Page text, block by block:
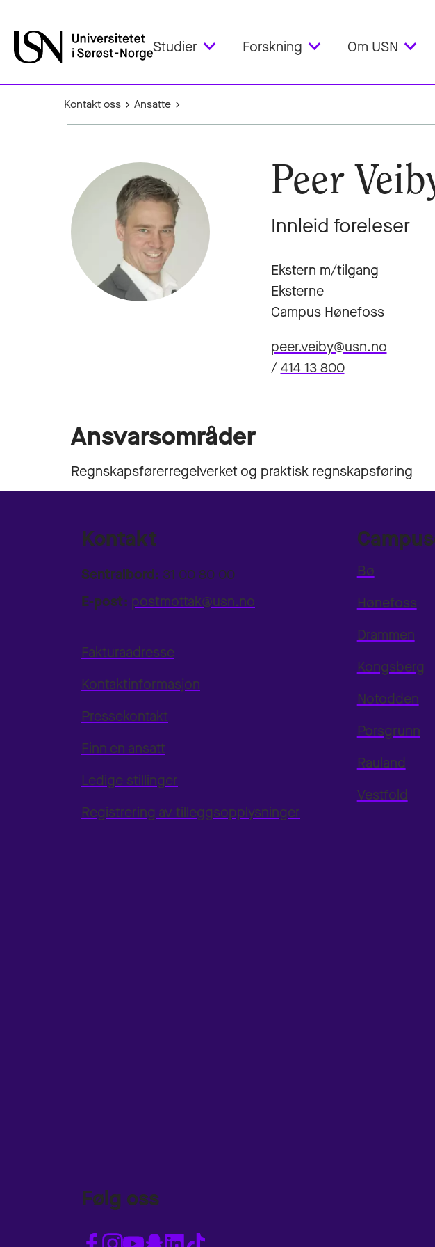
Studier Forskning Om USN
Kontakt oss Ansatte
Peer
Innleid foreleser
Ekstern m/tilgang
Eksterne
Campus Hønefoss
peer.veiby@usn.no
/414 13 800
Ansvarsområder
Regnskapsførerregelverket og praktisk regnskapsføring
Kontakt
Sentralbord: 31 00 80 00
E-post: postmottak@usn.no
Fakturaadresse
Kontaktinformasjon
Pressekontakt
Finn en ansatt
Ledige stillinger
Registrering av tilleggsopplysninger
Bø
Hønefoss
Drammen
Kongsberg
Notodden
Porsgrunn
Rauland
Vestfold
Følg oss